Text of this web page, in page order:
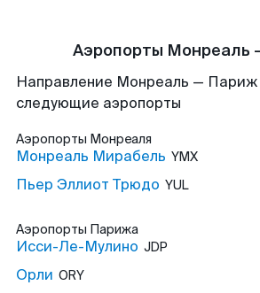
Аэропорты Монреаль
Направление Монреаль —
следующие аэропорты
Аэропорты Монреаля
Монреаль Мирабель YMX
Пьер Эллиот Трюдо YUL
Аэропорты Парижа
Исси-Ле-Мулино JDP
Орли ORY